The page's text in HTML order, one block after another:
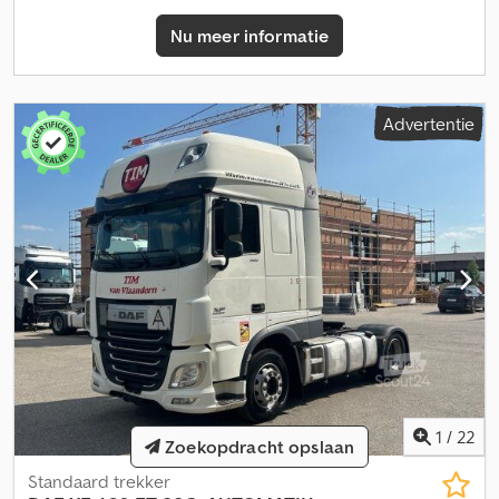
Nu meer informatie
Advertentie
1 / 22
Standaard trekker
Zoekopdracht opslaan